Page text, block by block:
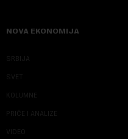
NOVA EKONOMIJA
SRBIJA
SVET
KOLUMNE
PRIČE I ANALIZE
VIDEO